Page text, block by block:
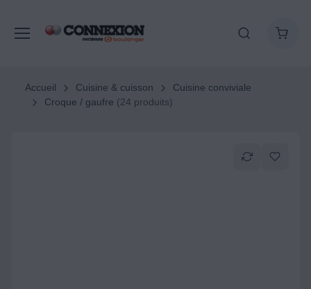
Accueil Cuisine & cuisson
Cuisine conviviale
Croque / gaufre (24 produits)